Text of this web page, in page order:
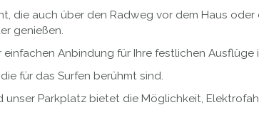
die auch über den Radweg vor dem Haus
genießen.
Anbindung für Ihre festlichen
für das Surfen berühmt sind.
Parkplatz bietet die Möglichkeit,